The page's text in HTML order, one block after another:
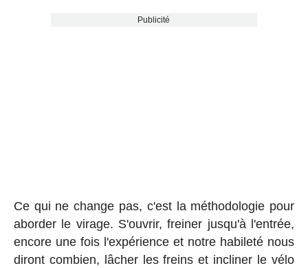
Publicité
Ce qui ne change pas, c'est la méthodologie pour
aborder le virage. S'ouvrir, freiner jusqu'à l'entrée,
encore une fois l'expérience et notre habileté nous
diront combien, lâcher les freins et incliner le vélo